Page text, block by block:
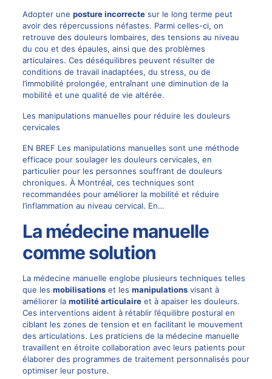
Adopter une posture incorrectesur le long terme peut
avoir des répercussions néfastes. Parmi celles-ci, on
retrouve des douleurs lombaires, des tensions au niveau
du cou et des épaules, ainsi que des problèmes
articulaires. Ces déséquilibres peuvent résulter de
conditions de travail inadaptées, du stress, ou de
l’immobilité prolongée, entraînant une diminution de la
mobilité et une qualité de vie altérée.
Les manipulations manuelles pour réduire les douleurs
cervicales
EN BREF Les manipulations manuelles sont une méthode
efficace pour soulager les douleurs cervicales, en
particulier pour les personnes souffrant de douleurs
chroniques. À Montréal, ces techniques sont
recommandées pour améliorer la mobilité et réduire
l’inflammation au niveau cervical. En…
La médecine manuelle
comme solution
La médecine manuelle englobe plusieurs techniques telles
que les mobilisationset les manipulationsvisant à
améliorer la motilité articulaireet à apaiser les douleurs.
Ces interventions aident à rétablir l’équilibre postural en
ciblant les zones de tension et en facilitant le mouvement
des articulations. Les praticiens de la médecine manuelle
travaillent en étroite collaboration avec leurs patients pour
élaborer des programmes de traitement personnalisés pour
optimiser leur posture.